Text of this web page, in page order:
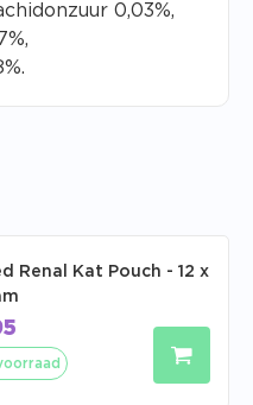
0,03%,
Renal Kat Pouch - 12 x